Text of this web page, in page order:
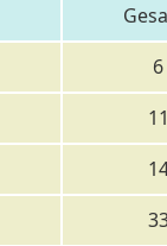
6
11